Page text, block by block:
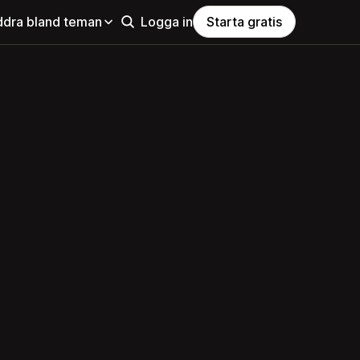
bland teman Logga in Starta gratis